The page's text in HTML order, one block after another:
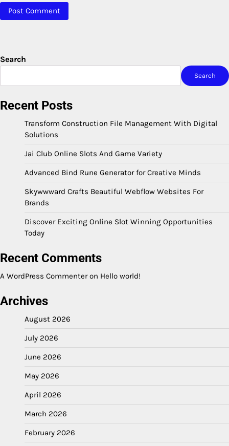
Search
Search
Recent Posts
Transform Construction File Management With Digital
Solutions
Jai Club Online Slots And Game Variety
Advanced Bind Rune Generator for Creative Minds
Skywwward Crafts Beautiful Webflow Websites For
Brands
Discover Exciting Online Slot Winning Opportunities
Today
Recent Comments
A WordPress Commenteron Hello world!
Archives
August 2026
July 2026
June 2026
May 2026
April 2026
March 2026
February 2026